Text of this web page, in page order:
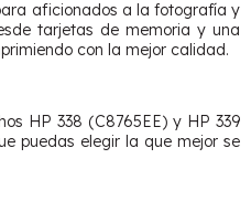
aficionados a la fotografía y
tarjetas de memoria y una
con la mejor calidad.
HP 338 (C8765EE) y HP 339
puedas elegir la que mejor se